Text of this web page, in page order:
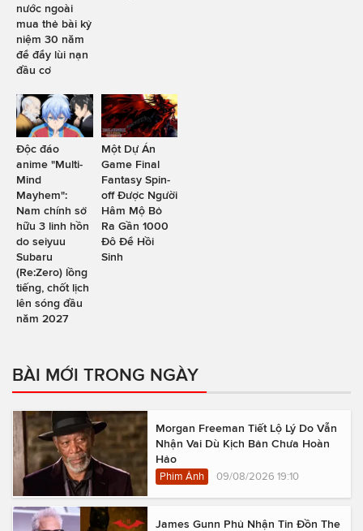
nước ngoài
mua thẻ bài kỷ
niệm 30 năm
để đẩy lùi nạn
đầu cơ
Độc đáo
anime "Multi-
Mind
Mayhem":
Nam chính sở
hữu 3 linh hồn
do seiyuu
Subaru
(Re:Zero) lồng
tiếng, chốt lịch
lên sóng đầu
năm 2027
Một Dự Án
Game Final
Fantasy Spin-
off Được Người
Hâm Mộ Bỏ
Ra Gần 1000
Đô Để Hồi
Sinh
BÀI MỚI TRONG NGÀY
Morgan Freeman Tiết Lộ Lý Do Vẫn
Nhận Vai Dù Kịch Bản Chưa Hoàn
Hảo
Phim Ảnh 09/08/2026 19:10
James Gunn Phủ Nhận Tin Đồn The